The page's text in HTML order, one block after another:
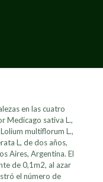
en las cuatro
Medicago sativa L.,
multiflorum L.,
L, de dos años,
Aires, Argentina. El
de 0,1m2, al azar
el número de